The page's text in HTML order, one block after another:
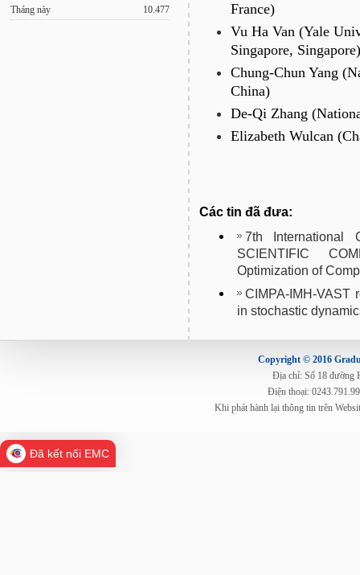
Tháng này
10.477
France)
Vu Ha Van (Yale
Singapore, Singapore)
Chung-Chun Yang
China)
De-Qi Zhang
Elizabeth Wulcan
Các tin đã đưa:
7th International
SCIENTIFIC
Optimization of
CIMPA-IMH-VAST
in stochastic
Copyright © 2016
Địa chỉ: Số 18 đường
Điện thoại:
Khi phát hành lại thông tin trên
Đã kết nối EMC